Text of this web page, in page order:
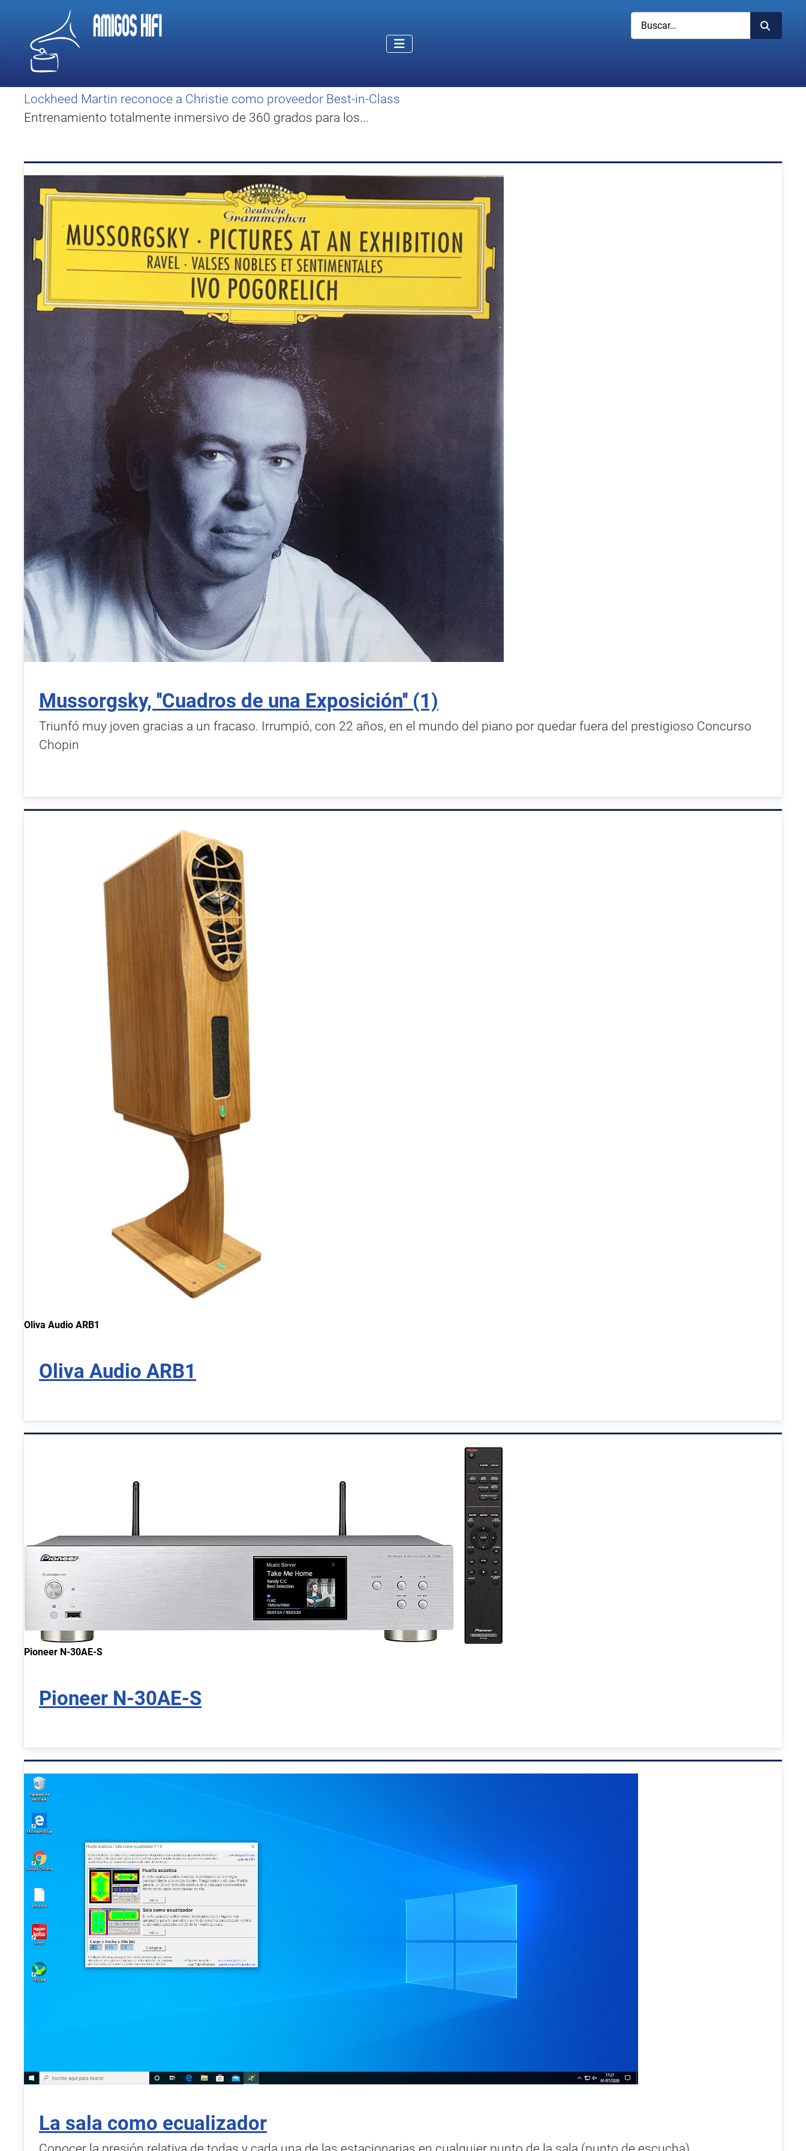
Buscar
Lockheed Martin reconoce a Christie como proveedor Best-in-Class
Entrenamiento totalmente inmersivo de 360 grados para los...
Mussorgsky, ''Cuadros de una Exposición'' (1)
Triunfó muy joven gracias a un fracaso. Irrumpió, con 22 años, en el mundo del piano por quedar fuera del prestigioso Concurso
Chopin
Oliva Audio ARB1
Oliva Audio ARB1
Pioneer N-30AE-S
Pioneer N-30AE-S
La sala como ecualizador